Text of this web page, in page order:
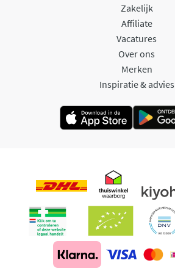
Zakelijk
Affiliate
Vacatures
Over ons
Merken
Inspiratie & advies